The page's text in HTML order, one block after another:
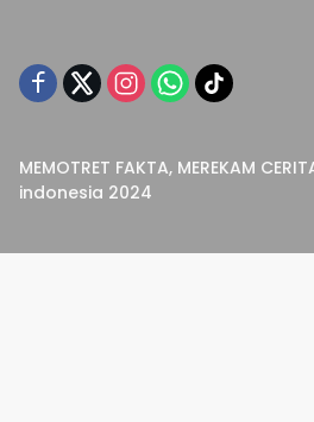
MEMOTRET FAKTA, MEREKAM
indonesia 2024